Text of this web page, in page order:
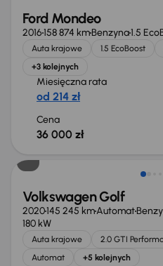
Ford Mondeo
2016158 874 kmBenzyna1.5
Auta krajowe 1.5 EcoBoost
+3 kolejnych
Miesięczna rata
od 214 zł
Cena
36 000 zł
Taniej o 2 000 zł
Volkswagen Golf
2020145 245 kmAutomat
180 kW
Auta krajowe 2.0 GTI
Automat
+5 kolejnych